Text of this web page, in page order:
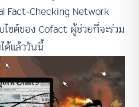
Fact-Checking Network
ไซต์ของ Cofact ผู้ช่วยที่จะร่วม
ด้แล้ววันนี้